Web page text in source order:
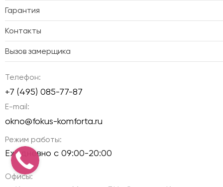
Гарантия
Контакты
Вызов замерщика
Телефон:
+7 (495) 085-77-87
E-mail:
okno@fokus-komforta.ru
Режим работы:
Ежедневно с 09:00-20:00
Офисы: